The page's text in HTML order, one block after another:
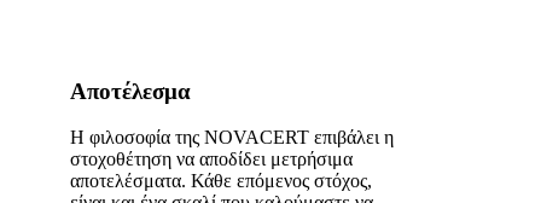
Αποτέλεσμα
Η φιλοσοφία της NOVACERT επιβάλει η
στοχοθέτηση να αποδίδει μετρήσιμα
αποτελέσματα. Κάθε επόμενος στόχος,